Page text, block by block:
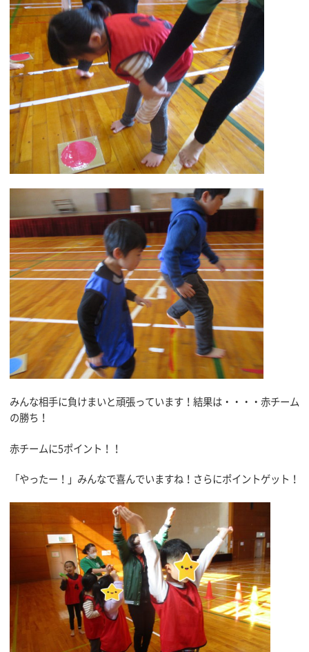
みんな相手に負けまいと頑張っています！結果は・・・・赤チーム
の勝ち！
赤チームに5ポイント！！
「やったー！」みんなで喜んでいますね！さらにポイントゲット！